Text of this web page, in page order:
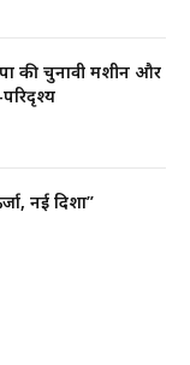
की चुनावी मशीन और
नई दिशा”